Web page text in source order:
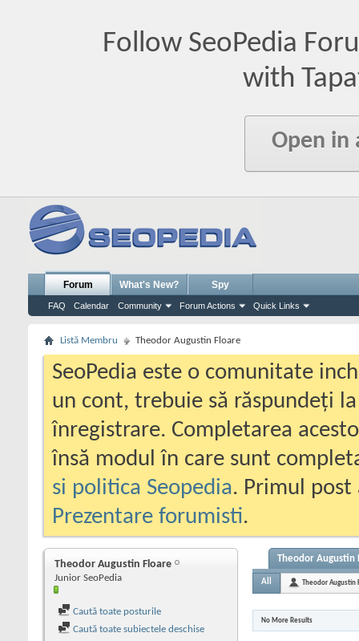
Follow SeoPedia
with
Open in
Forum
FAQ Calendar Community Forum Actions Quick Links
What's New? Spy
Listă Membru Theodor Augustin Floare
SeoPedia este o comunitate
un cont, trebuie să răspundeți
înregistrare. Completarea
însă modul în care sunt
si politica Seopedia. Primul
Prezentare forumisti.
Theodor Augustin Floare
Junior SeoPedia
Caută toate posturile
Caută toate subiectele deschise
Theodor Augustin
All Theodor Augustin
No More Results